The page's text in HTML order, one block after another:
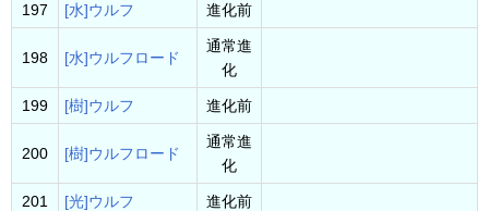
197 [水]ウルフ 進化前
198 [水]ウルフロード
通常進
化
199 [樹]ウルフ 進化前
200 [樹]ウルフロード
通常進
化
201 [光]ウルフ 進化前